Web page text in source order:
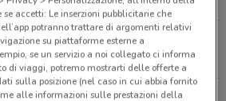
247 Sesto San Giovanni
Tutti i negozi Orsolini
se accetti: Le inserzioni pubblicitarie che
potranno trattare di argomenti relativi
su piattaforme esterne a
se un servizio a noi collegato ci informa
di viaggi, potremo mostrarti delle offerte a
sulla posizione (nel caso in cui abbia fornito
alle informazioni sulle prestazioni della